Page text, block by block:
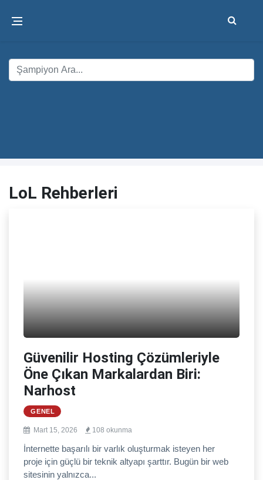
LoL Rehberleri
Güvenilir Hosting Çözümleriyle
Öne Çıkan Markalardan Biri:
Narhost
GENEL
Mart 15, 2026 108 okunma
İnternette başarılı bir varlık oluşturmak isteyen her
proje için güçlü bir teknik altyapı şarttır. Bugün bir web
sitesinin yalnızca...